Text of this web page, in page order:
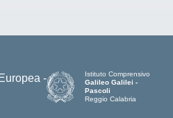
Istituto Comprensivo
Galileo Galilei -
Pascoli
Reggio Calabria